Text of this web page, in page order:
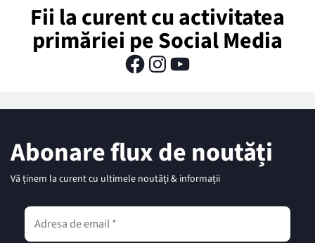
Fii la curent cu activitatea
primăriei pe Social Media
Abonare flux de noutăți
Vă ținem la curent cu ultimele noutăți & informații